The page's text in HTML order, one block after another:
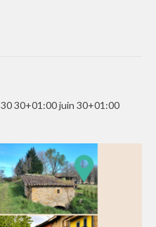
30 30+01:00 juin 30+01:00